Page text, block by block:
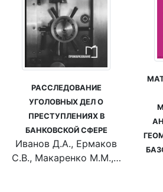
РАССЛЕДОВАНИЕ
УГОЛОВНЫХ ДЕЛ О
ПРЕСТУПЛЕНИЯХ В
БАНКОВСКОЙ СФЕРЕ
Иванов Д.А., Ермаков
С.В., Макаренко М.М.,…